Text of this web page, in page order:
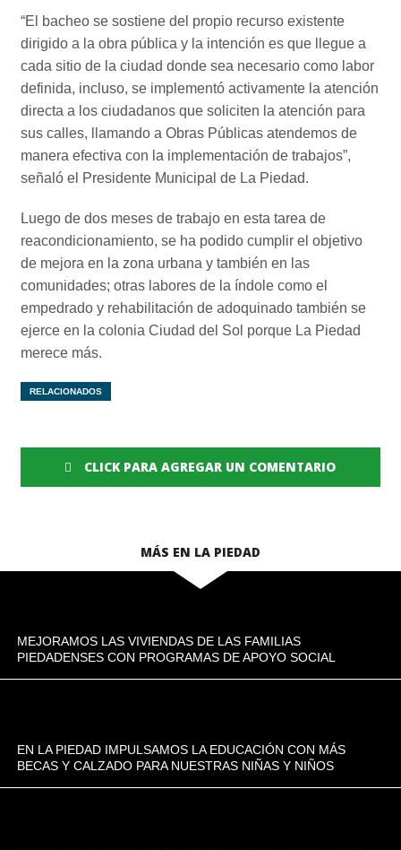
“El bacheo se sostiene del propio recurso existente
dirigido a la obra pública y la intención es que llegue a
cada sitio de la ciudad donde sea necesario como labor
definida, incluso, se implementó activamente la atención
directa a los ciudadanos que soliciten la atención para
sus calles, llamando a Obras Públicas atendemos de
manera efectiva con la implementación de trabajos”,
señaló el Presidente Municipal de La Piedad.
Luego de dos meses de trabajo en esta tarea de
reacondicionamiento, se ha podido cumplir el objetivo
de mejora en la zona urbana y también en las
comunidades; otras labores de la índole como el
empedrado y rehabilitación de adoquinado también se
ejerce en la colonia Ciudad del Sol porque La Piedad
merece más.
RELACIONADOS
CLICK PARA AGREGAR UN COMENTARIO
MÁS EN LA PIEDAD
MEJORAMOS LAS VIVIENDAS DE LAS FAMILIAS
PIEDADENSES CON PROGRAMAS DE APOYO SOCIAL
EN LA PIEDAD IMPULSAMOS LA EDUCACIÓN CON MÁS
BECAS Y CALZADO PARA NUESTRAS NIÑAS Y NIÑOS